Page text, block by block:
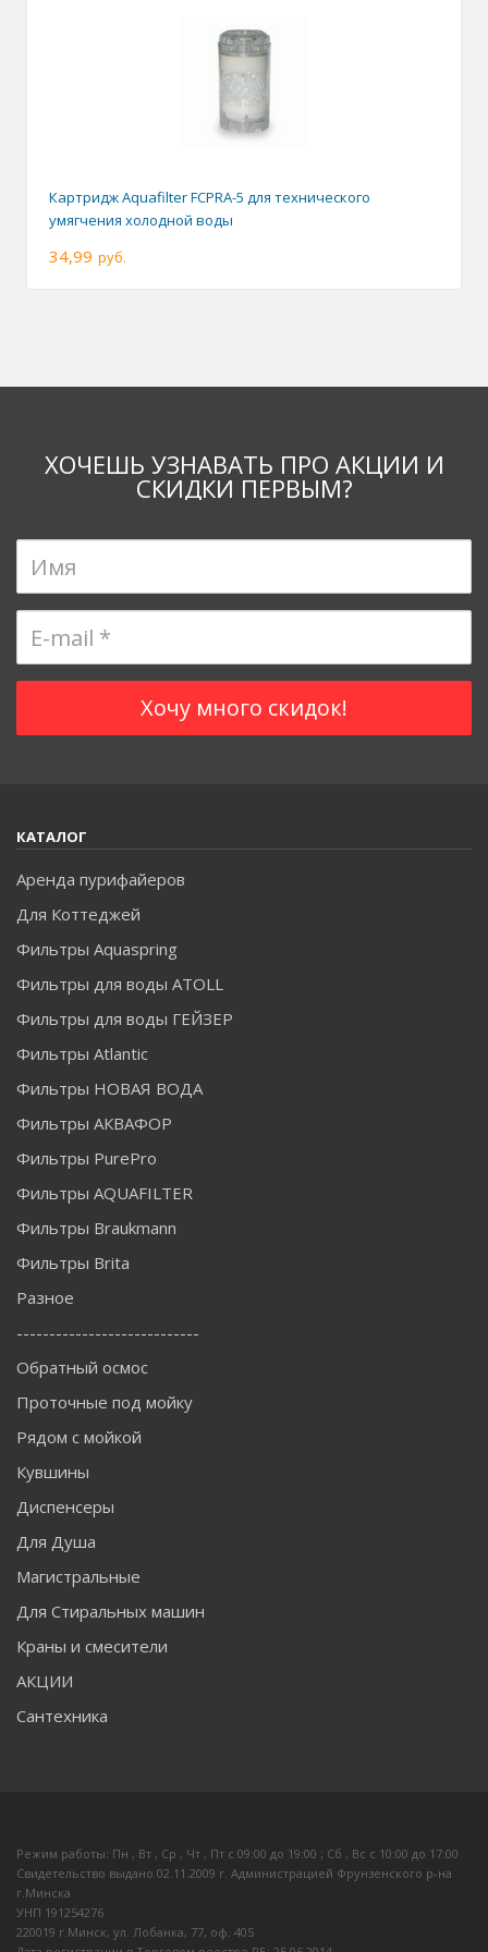
Картридж Aquafilter FCPRA-5 для технического
умягчения холодной воды
34,99 руб.
ХОЧЕШЬ УЗНАВАТЬ ПРО АКЦИИ И
СКИДКИ ПЕРВЫМ?
КАТАЛОГ
Аренда пурифайеров
Для Коттеджей
Фильтры Aquaspring
Фильтры для воды ATOLL
Фильтры для воды ГЕЙЗЕР
Фильтры Atlantic
Фильтры НОВАЯ ВОДА
Фильтры АКВАФОР
Фильтры PurePro
Фильтры AQUAFILTER
Фильтры Braukmann
Фильтры Brita
Разное
----------------------------
Обратный осмос
Проточные под мойку
Рядом с мойкой
Кувшины
Диспенсеры
Для Душа
Магистральные
Для Стиральных машин
Краны и смесители
АКЦИИ
Сантехника
Режим работы: Пн , Вт , Ср , Чт , Пт c 09:00 до 19:00 ; Сб , Вс c 10:00 до 17:00
Свидетельство выдано 02.11.2009 г. Администрацией Фрунзенского р-на
г.Минска
УНП 191254276
220019 г.Минск, ул. Лобанка, 77, оф. 405